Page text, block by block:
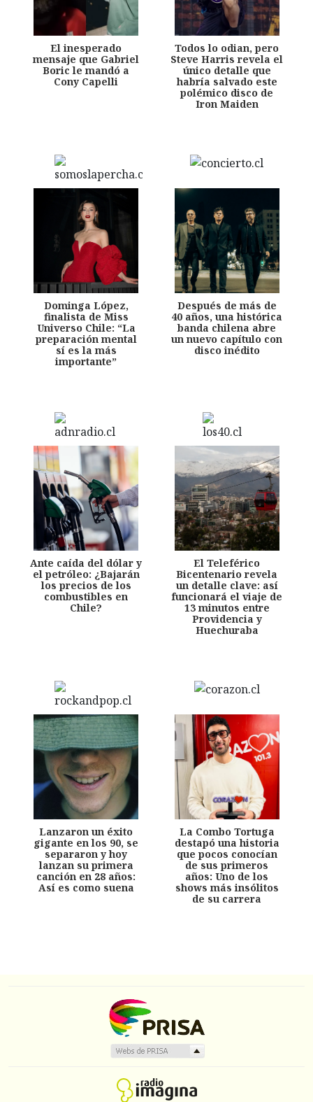
El inesperado
mensaje que Gabriel
Boric le mandó a
Cony Capelli
Todos lo odian, pero
Steve Harris revela el
único detalle que
habría salvado este
polémico disco de
Iron Maiden
Dominga López,
finalista de Miss
Universo Chile: “La
preparación mental
sí es la más
importante”
Después de más de
40 años, una histórica
banda chilena abre
un nuevo capítulo con
disco inédito
Ante caída del dólar y
el petróleo: ¿Bajarán
los precios de los
combustibles en
Chile?
El Teleférico
Bicentenario revela
un detalle clave: así
funcionará el viaje de
13 minutos entre
Providencia y
Huechuraba
Lanzaron un éxito
gigante en los 90, se
separaron y hoy
lanzan su primera
canción en 28 años:
Así es como suena
La Combo Tortuga
destapó una historia
que pocos conocían
de sus primeros
años: Uno de los
shows más insólitos
de su carrera